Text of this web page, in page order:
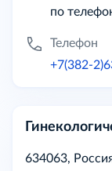
по
Телефон
+7(382-
634063,